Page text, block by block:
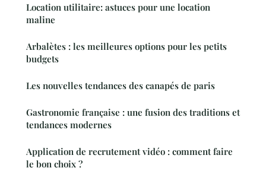
Location utilitaire: astuces pour une location
maline
Arbalètes : les meilleures options pour les petits
budgets
Les nouvelles tendances des canapés de paris
Gastronomie française : une fusion des traditions et
tendances modernes
Application de recrutement vidéo : comment faire
le bon choix ?